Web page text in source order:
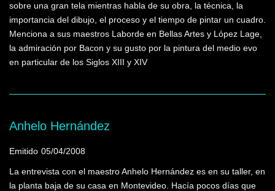
sobre una gran tela mientras habla de su obra, la técnica, la
importancia del dibujo, el proceso y el tiempo de pintar un cuadro.
Menciona a sus maestros Laborde en Bellas Artes y López Lage,
la admiración por Bacon y su gusto por la pintura del medio evo
en particular de los Siglos XIII y XIV
Anhelo Hernández
Emitido 05/04/2008
La entrevista con el maestro Anhelo Hernández es en su taller, en
la planta baja de su casa en Montevideo. Hacía pocos días que